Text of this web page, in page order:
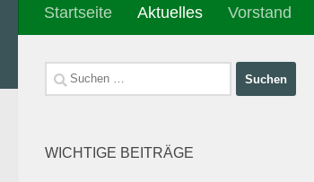
Startseite Aktuelles Vorstand
Suchen
nach:
WICHTIGE BEITRÄGE